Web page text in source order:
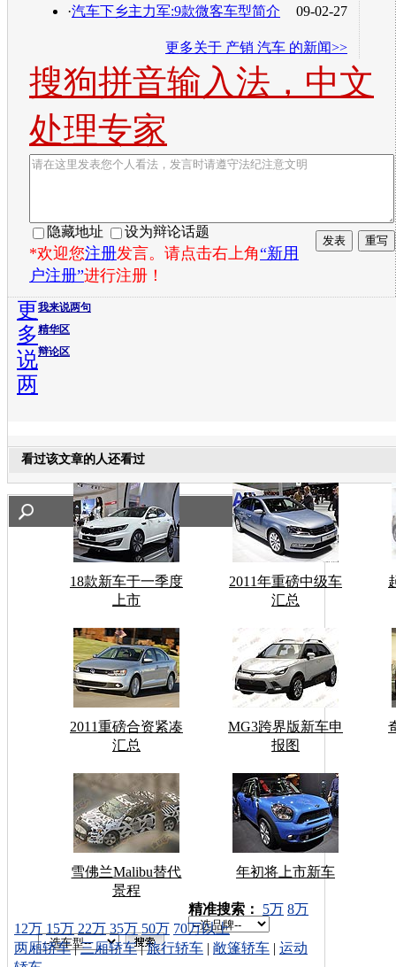
09-02-27
·汽车下乡主力军:9款微客车型简介
更多关于 产销 汽车 的新闻>>
搜狗拼音输入法，中文
处理专家
隐藏地址 设为辩论话题
*欢迎您注册发言。请点击右上角“新用
户注册”进行注册！
我来说两句
精华区
辩论区
更
多
说
两
看过该文章的人还看过
18款新车于一季度
上市
2011年重磅中级车
汇总
2011重磅合资紧凑
汇总
MG3跨界版新车申
报图
雪佛兰Malibu替代
景程
年初将上市新车
车型搜索：
精准搜索： 5万 8万
12万 15万 22万 35万 50万 70万以上
两厢轿车|三厢轿车|旅行轿车 | 敞篷轿车 | 运动